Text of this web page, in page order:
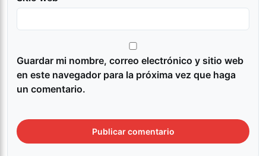
Guardar mi nombre, correo electrónico y sitio web
en este navegador para la próxima vez que haga
un comentario.